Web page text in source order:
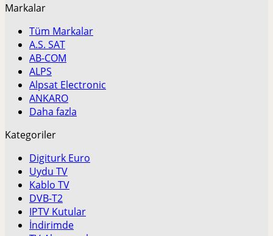
Markalar
Tüm Markalar
A.S. SAT
AB-COM
ALPS
Alpsat Electronic
ANKARO
Daha fazla
Kategoriler
Digiturk Euro
Uydu TV
Kablo TV
DVB-T2
IPTV Kutular
İndirimde